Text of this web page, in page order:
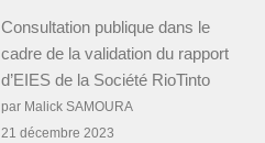
Consultation publique dans le
cadre de la validation du rapport
d’EIES de la Société RioTinto
par Malick SAMOURA
21 décembre 2023